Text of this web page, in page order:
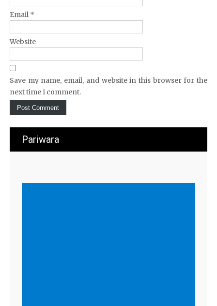
Email *
Website
Save my name, email, and website in this browser for the
next time I comment.
Pariwara